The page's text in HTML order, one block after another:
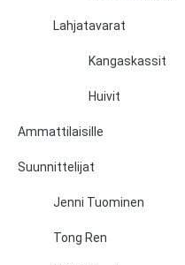
Lahjatavarat
Kangaskassit
Huivit
Ammattilaisille
Suunnittelijat
Jenni Tuominen
Tong Ren